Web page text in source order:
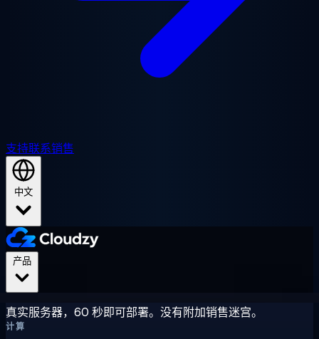
支持联系销售
中文
真实服务器，60 秒即可部署。没有附加销售迷宫。
计算